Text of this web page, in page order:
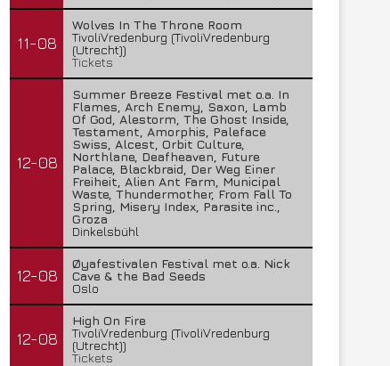
Lunatic Soul – Transition II
29 juli 2026
Boneripper – Radiant In
11-08
Wolves In The Throne Room
TivoliVredenburg (TivoliVredenburg
(Utrecht))
Tickets
12-08
Summer Breeze Festival met o.a. In
Flames, Arch Enemy, Saxon, Lamb
Of God, Alestorm, The Ghost Inside,
Testament, Amorphis, Paleface
Swiss, Alcest, Orbit Culture,
Northlane, Deafheaven, Future
Palace, Blackbraid, Der Weg Einer
Freiheit, Alien Ant Farm, Municipal
Waste, Thundermother, From Fall To
Spring, Misery Index, Parasite inc.,
Groza
Dinkelsbühl
12-08
Øyafestivalen Festival met o.a. Nick
Cave & the Bad Seeds
Oslo
12-08
High On Fire
TivoliVredenburg (TivoliVredenburg
(Utrecht))
Tickets